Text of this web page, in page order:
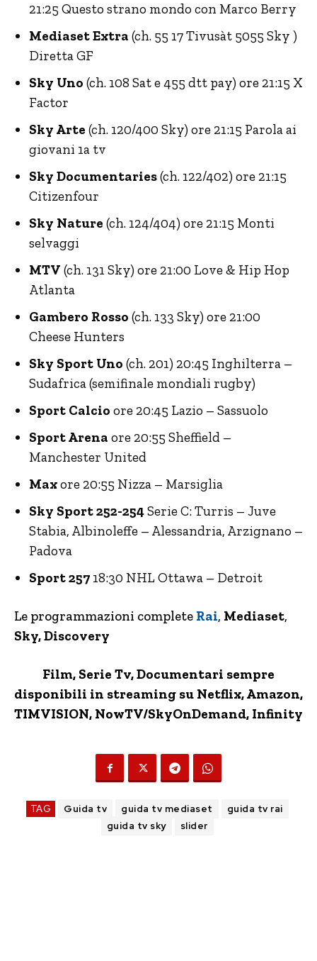
21:25 Questo strano mondo con Marco Berry
Mediaset Extra (ch. 55 17 Tivusàt 5055 Sky )
Diretta GF
Sky Uno (ch. 108 Sat e 455 dtt pay) ore 21:15 X
Factor
Sky Arte (ch. 120/400 Sky) ore 21:15 Parola ai
giovani 1a tv
Sky Documentaries(ch. 122/402) ore 21:15
Citizenfour
Sky Nature (ch. 124/404) ore 21:15 Monti
selvaggi
MTV (ch. 131 Sky) ore 21:00 Love & Hip Hop
Atlanta
Gambero Rosso (ch. 133 Sky) ore 21:00
Cheese Hunters
Sky Sport Uno (ch. 201) 20:45 Inghilterra –
Sudafrica (semifinale mondiali rugby)
Sport Calcio ore 20:45 Lazio – Sassuolo
Sport Arena ore 20:55 Sheffield –
Manchester United
Maxore 20:55 Nizza – Marsiglia
Sky Sport 252-254Serie C: Turris – Juve
Stabia, Albinoleffe – Alessandria, Arzignano –
Padova
Sport 257 18:30 NHL Ottawa – Detroit
Le programmazioni complete Rai, Mediaset,
Sky, Discovery
Film, Serie Tv, Documentari sempre
disponibili in streaming su Netflix,Amazon,
TIMVISION, NowTV/SkyOnDemand, Infinity
TAG Guida tv guida tv mediaset
guida tv rai
guida tv sky
slider